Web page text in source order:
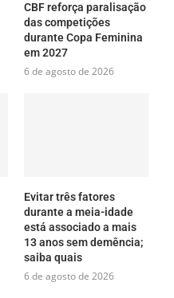
CBF reforça paralisação
das competições
durante Copa Feminina
em 2027
6 de agosto de 2026
Evitar três fatores
durante a meia-idade
está associado a mais
13 anos sem demência;
saiba quais
6 de agosto de 2026